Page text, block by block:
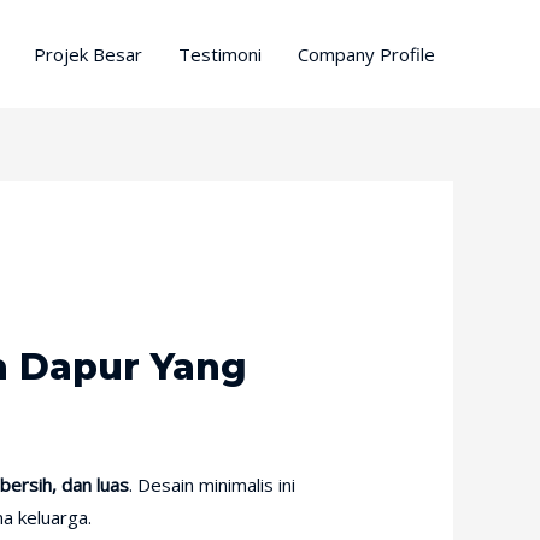
Projek Besar Testimoni Company Profile
Dapur Yang
dan luas. Desain minimalis ini
keluarga.